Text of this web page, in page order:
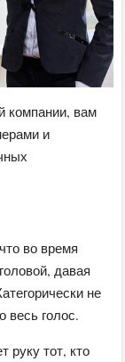
компании, вам
и
во время
давая
не
весь голос.
руку тот, кто